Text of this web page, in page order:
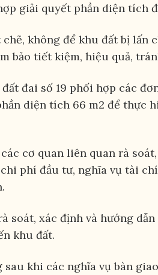
giải quyết phần diện tích
không để khu đất bị lấn
bảo tiết kiệm, hiệu quả,
đai số 19 phối hợp các
diện tích 66 m2 để thực
cơ quan liên quan rà
phí đầu tư, nghĩa vụ tài
soát, xác định và hướng
khu đất.
khi các nghĩa vụ bàn